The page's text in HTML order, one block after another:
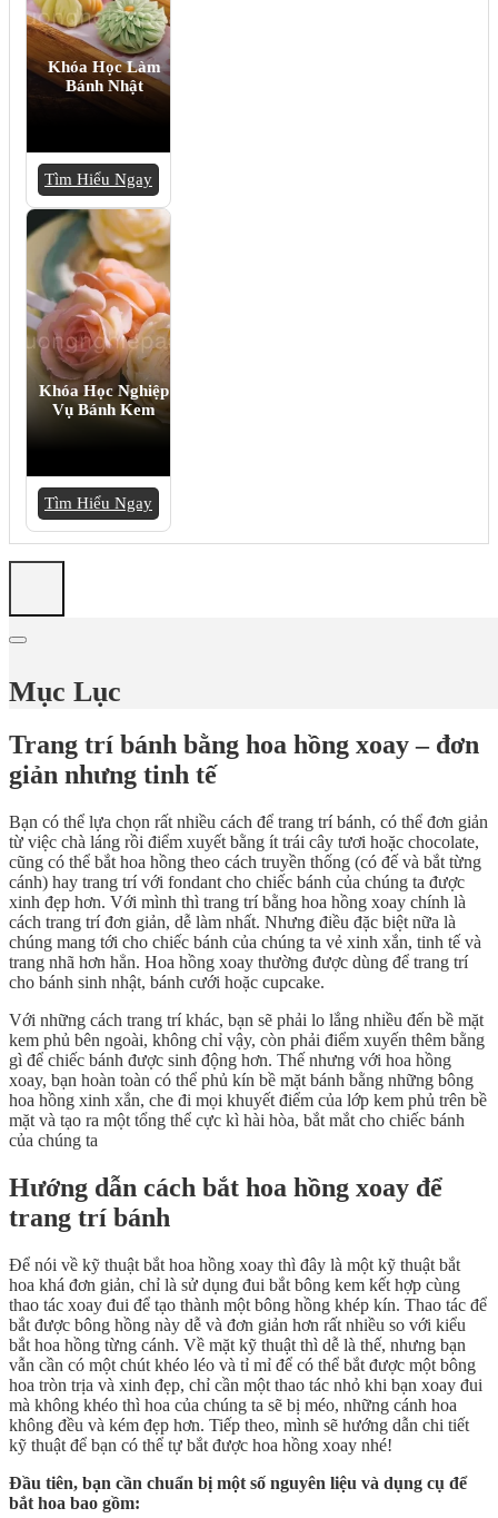
Khóa Học Làm
Bánh Nhật
Tìm Hiểu Ngay
Khóa Học Nghiệp
Vụ Bánh Kem
Tìm Hiểu Ngay
Mục Lục
Trang trí bánh bằng hoa hồng xoay – đơn
giản nhưng tinh tế
Bạn có thể lựa chọn rất nhiều cách để trang trí bánh, có thể đơn giản
từ việc chà láng rồi điểm xuyết bằng ít trái cây tươi hoặc chocolate,
cũng có thể bắt hoa hồng theo cách truyền thống (có đế và bắt từng
cánh) hay trang trí với fondant cho chiếc bánh của chúng ta được
xinh đẹp hơn. Với mình thì trang trí bằng hoa hồng xoay chính là
cách trang trí đơn giản, dễ làm nhất. Nhưng điều đặc biệt nữa là
chúng mang tới cho chiếc bánh của chúng ta vẻ xinh xắn, tinh tế và
trang nhã hơn hẳn. Hoa hồng xoay thường được dùng để trang trí
cho bánh sinh nhật, bánh cưới hoặc cupcake.
Với những cách trang trí khác, bạn sẽ phải lo lắng nhiều đến bề mặt
kem phủ bên ngoài, không chỉ vậy, còn phải điểm xuyến thêm bằng
gì để chiếc bánh được sinh động hơn. Thế nhưng với hoa hồng
xoay, bạn hoàn toàn có thể phủ kín bề mặt bánh bằng những bông
hoa hồng xinh xắn, che đi mọi khuyết điểm của lớp kem phủ trên bề
mặt và tạo ra một tổng thể cực kì hài hòa, bắt mắt cho chiếc bánh
của chúng ta
Hướng dẫn cách bắt hoa hồng xoay để
trang trí bánh
Để nói về kỹ thuật bắt hoa hồng xoay thì đây là một kỹ thuật bắt
hoa khá đơn giản, chỉ là sử dụng đui bắt bông kem kết hợp cùng
thao tác xoay đui để tạo thành một bông hồng khép kín. Thao tác để
bắt được bông hồng này dễ và đơn giản hơn rất nhiều so với kiểu
bắt hoa hồng từng cánh. Về mặt kỹ thuật thì dễ là thế, nhưng bạn
vẫn cần có một chút khéo léo và tỉ mỉ để có thể bắt được một bông
hoa tròn trịa và xinh đẹp, chỉ cần một thao tác nhỏ khi bạn xoay đui
mà không khéo thì hoa của chúng ta sẽ bị méo, những cánh hoa
không đều và kém đẹp hơn. Tiếp theo, mình sẽ hướng dẫn chi tiết
kỹ thuật để bạn có thể tự bắt được hoa hồng xoay nhé!
Đầu tiên, bạn cần chuẩn bị một số nguyên liệu và dụng cụ để
bắt hoa bao gồm: